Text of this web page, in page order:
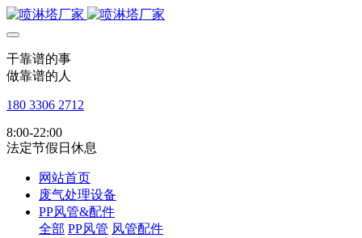
干靠谱的事
做靠谱的人
180 3306 2712
8:00-22:00
法定节假日休息
网站首页
废气处理设备
PP风管&配件
全部 PP风管 风管配件